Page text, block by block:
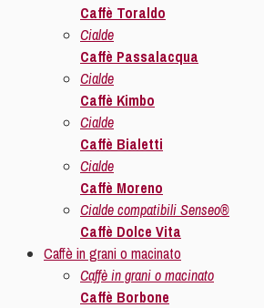
Caffè Toraldo
Cialde
Caffè Passalacqua
Cialde
Caffè Kimbo
Cialde
Caffè Bialetti
Cialde
Caffè Moreno
Cialde compatibili Senseo®
Caffè Dolce Vita
Caffè in grani o macinato
Caffè in grani o macinato
Caffè Borbone